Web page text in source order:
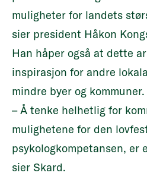
muligheter for landets
sier president Håkon
Han håper også at dette
inspirasjon for andre
mindre byer og kommuner.
– Å tenke helhetlig for
mulighetene for den
psykologkompetansen, er
sier Skard.